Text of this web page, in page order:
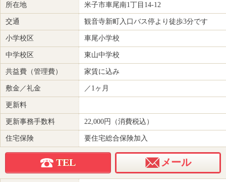
所在地 米子市車尾南1丁目14-12
交通 観音寺新町入口バス停より徒歩3分です
小学校区 車尾小学校
中学校区 東山中学校
共益費（管理費） 家賃に込み
敷金／礼金 ／1ヶ月
更新料
更新事務手数料 22,000円（消費税込）
住宅保険 要住宅総合保険加入
TEL メール